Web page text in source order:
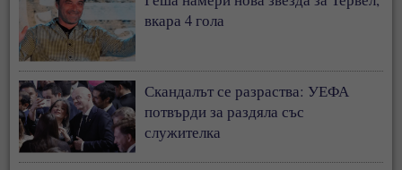
вкара 4 гола
Скандалът се разраства: УЕФА
потвърди за раздяла със
служителка